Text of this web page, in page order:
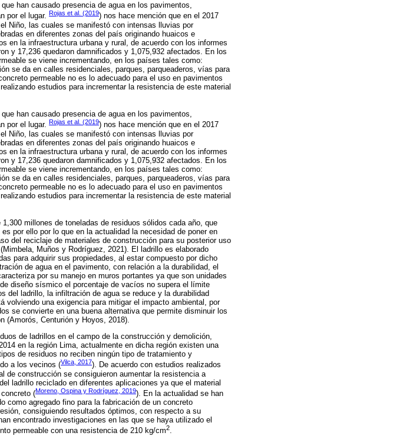
han causado presencia de agua en los pavimentos,
por el lugar. Rojas et al. (2019) nos hace mención que en el 2017
Niño, las cuales se manifestó con intensas lluvias por
en diferentes zonas del país originando huaicos e
en la infraestructura urbana y rural, de acuerdo con los informes
y 17,236 quedaron damnificados y 1,075,932 afectados. En los
se viene incrementando, en los países tales como:
se da en calles residenciales, parques, parqueaderos, vías para
permeable no es lo adecuado para el uso en pavimentos
estudios para incrementar la resistencia de este material
han causado presencia de agua en los pavimentos,
por el lugar. Rojas et al. (2019) nos hace mención que en el 2017
Niño, las cuales se manifestó con intensas lluvias por
en diferentes zonas del país originando huaicos e
en la infraestructura urbana y rural, de acuerdo con los informes
y 17,236 quedaron damnificados y 1,075,932 afectados. En los
se viene incrementando, en los países tales como:
se da en calles residenciales, parques, parqueaderos, vías para
permeable no es lo adecuado para el uso en pavimentos
estudios para incrementar la resistencia de este material
millones de toneladas de residuos sólidos cada año, que
por ello por lo que en la actualidad la necesidad de poner en
del reciclaje de materiales de construcción para su posterior uso
Muños y Rodríguez, 2021). El ladrillo es elaborado
para adquirir sus propiedades, al estar compuesto por dicho
de agua en el pavimento, con relación a la durabilidad, el
por su manejo en muros portantes ya que son unidades
diseño sísmico el porcentaje de vacíos no supera el límite
del ladrillo, la infiltración de agua se reduce y la durabilidad
una exigencia para mitigar el impacto ambiental, por
se convierte en una buena alternativa que permite disminuir los
(Amorós, Centurión y Hoyos, 2018).
de ladrillos en el campo de la construcción y demolición,
en la región Lima, actualmente en dicha región existen una
de residuos no reciben ningún tipo de tratamiento y
a los vecinos (Vilca, 2017). De acuerdo con estudios realizados
de construcción se consiguieron aumentar la resistencia a
ladrillo reciclado en diferentes aplicaciones ya que el material
(Moreno, Ospina y Rodríguez, 2019). En la actualidad se han
como agregado fino para la fabricación de un concreto
consiguiendo resultados óptimos, con respecto a su
encontrado investigaciones en las que se haya utilizado el
permeable con una resistencia de 210 kg/cm2.